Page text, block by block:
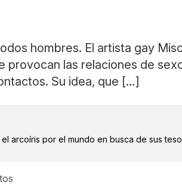
hombres. El artista gay
provocan las relaciones de
Su idea, que […]
arcoíris por el mundo en busca de sus